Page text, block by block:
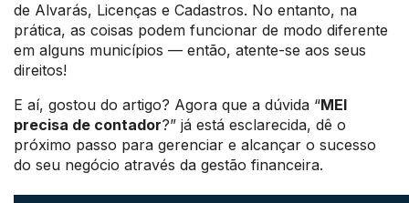
de Alvarás, Licenças e Cadastros. No entanto, na
prática, as coisas podem funcionar de modo diferente
em alguns municípios — então, atente-se aos seus
direitos!
E aí, gostou do artigo? Agora que a dúvida “MEI
precisa de contador?” já está esclarecida, dê o
próximo passo para gerenciar e alcançar o sucesso
do seu negócio através da gestão financeira.